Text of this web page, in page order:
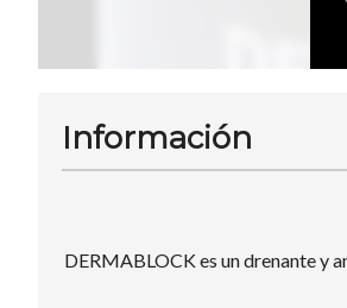
Información
DERMABLOCK es un drenante y